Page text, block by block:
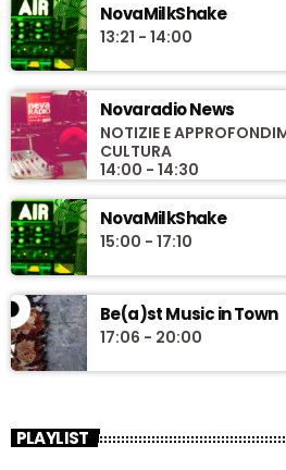
NovaMilkShake
13:21 - 14:00
Novaradio News
NOTIZIE E
CULTURA
14:00 - 14:30
NovaMilkShake
15:00 - 17:10
Be(a)st Music in Town
17:06 - 20:00
PLAYLIST